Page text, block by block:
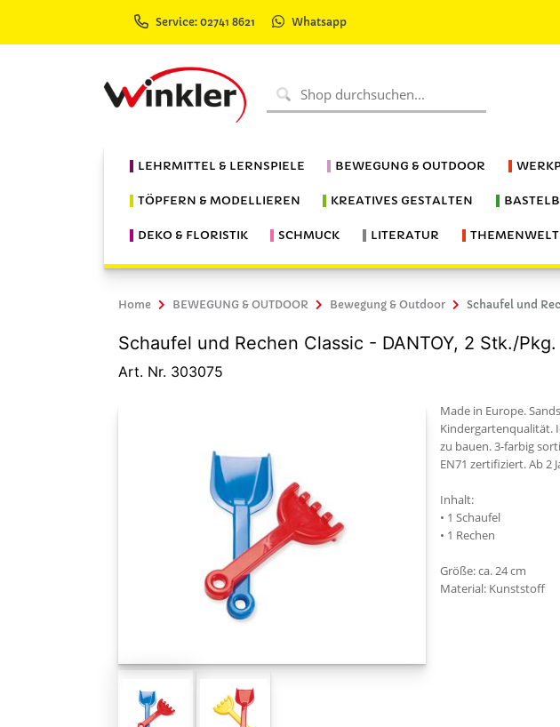
Service: 02741 8621 Whatsapp
LEHRMITTEL & LERNSPIELE BEWEGUNG & OUTDOOR
TÖPFERN & MODELLIEREN KREATIVES GESTALTEN
DEKO & FLORISTIK SCHMUCK LITERATUR
Home BEWEGUNG & OUTDOOR Bewegung & Outdoor Schaufel und
Schaufel und Rechen Classic - DANTOY, 2 Stk./Pkg.
Art. Nr. 303075
Made in Europe.
Kindergartenqualität.
zu bauen. 3-farbig
EN71 zertifiziert. Ab 2
Inhalt:
• 1 Schaufel
• 1 Rechen
Größe: ca. 24 cm
Material: Kunststoff